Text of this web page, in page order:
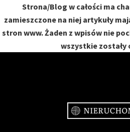
Strona/Blog w całości ma
zamieszczone na niej artykuły
stron www. Żaden z wpisów nie
wszystkie zostały